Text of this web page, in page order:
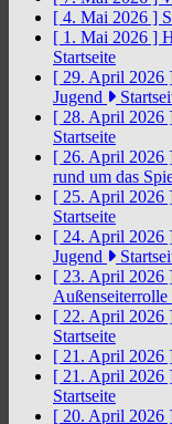
[ 4. Mai 2026 ]
[ 1. Mai 2026 ]
Startseite
[ 29. April 2026
Jugend
[ 28. April 2026
Startseite
[ 26. April 2026
rund um das
[ 25. April 2026
Startseite
[ 24. April 2026
Jugend
[ 23. April 2026
[ 22. April 2026
Startseite
[ 21. April 2026
[ 21. April 2026
Startseite
[ 20. April 2026